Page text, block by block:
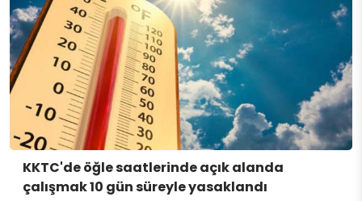
KKTC'de öğle saatlerinde açık alanda
çalışmak 10 gün süreyle yasaklandı